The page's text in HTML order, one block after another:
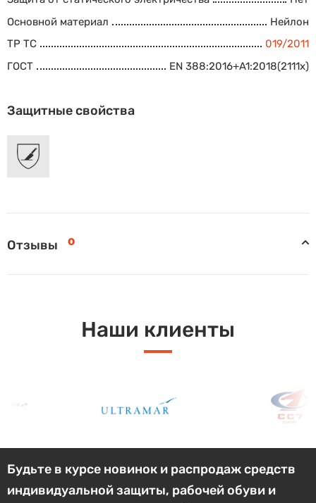
Основной материал
Нейлон
ТР ТС
019/2011
ГОСТ
EN 388:2016+A1:2018(2111x)
Защитные свойства
Отзывы 0
Наши клиенты
Будьте в курсе новинок и распродаж средств
индивидуальной защиты, рабочей обуви и